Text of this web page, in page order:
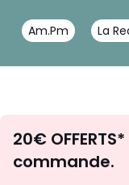
Am.Pm La
20€
commande.